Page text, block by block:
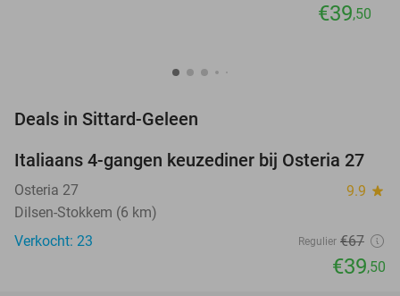
€39,50
Deals in Sittard-Geleen
41%
TODAY
Italiaans 4-gangen keuzediner bij Osteria 27
Osteria 27 9.9 star
Dilsen-Stokkem (6 km)
Verkocht: 23
Regulier €67
€39,50